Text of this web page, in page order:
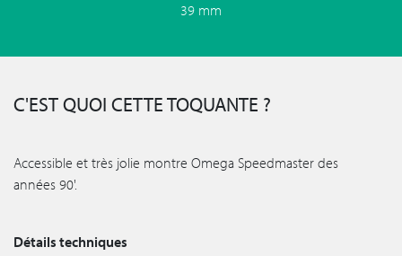
39 mm
C'EST QUOI CETTE TOQUANTE ?
Accessible et très jolie montre Omega Speedmaster des
années 90'.
Détails techniques